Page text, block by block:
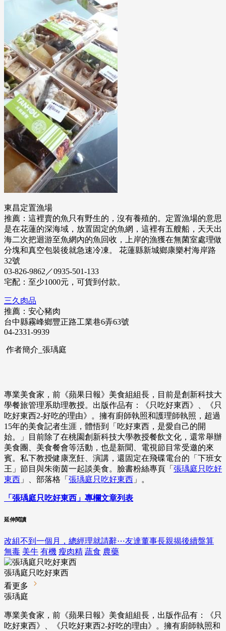
東昌定置漁場
推薦：這裡賣的魚只有野生的，沒有養殖的。定置漁場的意思
是在花蓮的深海域，放置固定的魚網，這裡有五艘船，天天出
海二次把迴游至魚網內的魚回收，上岸的漁獲在無菌室處理做
分塊和真空包裝後就急速冷凍。 花蓮縣新城鄉康樂村海岸路
32號
03-826-9862／0935-501-133
宅配：至少1000元，可貨到付款。
三久肉品
推薦：安心豬肉
台中縣霧峰鄉豐正路工業巷6弄63號
04-2331-9939
作者簡介_張瑀庭
專業美食家，前《蘋果日報》美食組組長，目前是創新科技大
學餐旅管理系助理教授。出版作品有：《只吃好東西》、《只
吃好東西2-好吃的理由》。擁有廚師執照和護理師執照，超過
15年的美食記者生涯，體悟到「吃好東西，是愛自己的開
始。」目前除了在桃園創新科技大學教授餐飲文化，還常舉辦
美食團、美食餐會等活動，也是新聞、電視節目常受邀的來
賓。私下教授健康烹飪、演講，還固定在飛碟電台的「下班女
王」節目與朱衛茵一起談美食。臉書粉絲專頁「 張瑀庭只吃好
東西 」、部落格「 張瑀庭只吃好東西 」。
「張瑀庭只吃好東西」專欄文章列表
延伸閱讀
改組不到一個月，總經理就請辭⋯友達董事長親揭後續盤算
無毒 美牛 有機 瘦肉精 蔬食 農藥
張瑀庭只吃好東西
看更多
張瑀庭
專業美食家，前《蘋果日報》美食組組長，出版作品有：《只
吃好東西》、《只吃好東西2-好吃的理由》。擁有廚師執照和